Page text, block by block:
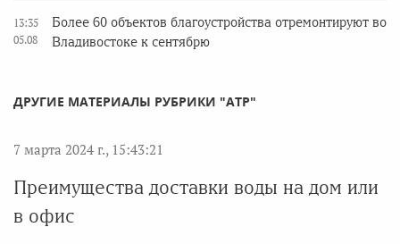
13:35
05.08
Более 60 объектов благоустройства отремонтируют во
Владивостоке к сентябрю
ДРУГИЕ МАТЕРИАЛЫ РУБРИКИ "АТР"
7 марта 2024 г., 15:43:21
Преимущества доставки воды на дом или
в офис